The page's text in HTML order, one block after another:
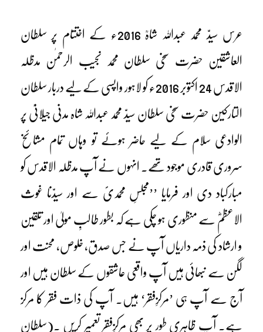
عرس سیدّ محمد عبداللہ شاہؒ 2016ء کے اختتام پر سلطان
العاشقین حضرت سخی سلطان محمد نجیب الرحمٰن مدظلہ
الاقدس 24 اکتوبر 2016ء کو لاہور واپسی کے لیے دربار سلطان
التارکین حضرت سخی سلطان سیدّ محمد عبداللہ شاہ مدنی جیلانیؒ پر
الوادعی سلام کے لیے حاضر ہوئے تو وہاں تمام مشائخ
سروری قادری موجود تھے۔ انہوں نے آپ مدظلہ الاقدس کو
مبارکباد دی اور فرمایا ’’مجلسِ محمدیؐ سے اور سیدّنا غوث
الاعظمؓ سے منظوری ہو چکی ہے کہ بطور طالبِ مولیٰ اور تلقین
و ارشاد کی ذمہ داریاں آپ نے جس صدق، خلوص، محنت اور
لگن سے نبھائی ہیں آپ واقعی عاشقوں کے سلطان ہیں اور
آج سے آپ ہی ’مرکزِفقر‘ ہیں۔ آپ کی ذات فقر کا مرکز
ہے۔ آپ ظاہری طور پر بھی مرکزِفقر تعمیر کریں ۔(سلطان